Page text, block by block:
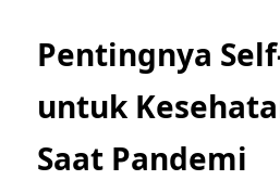
Pentingnya
untuk
Saat Pandemi